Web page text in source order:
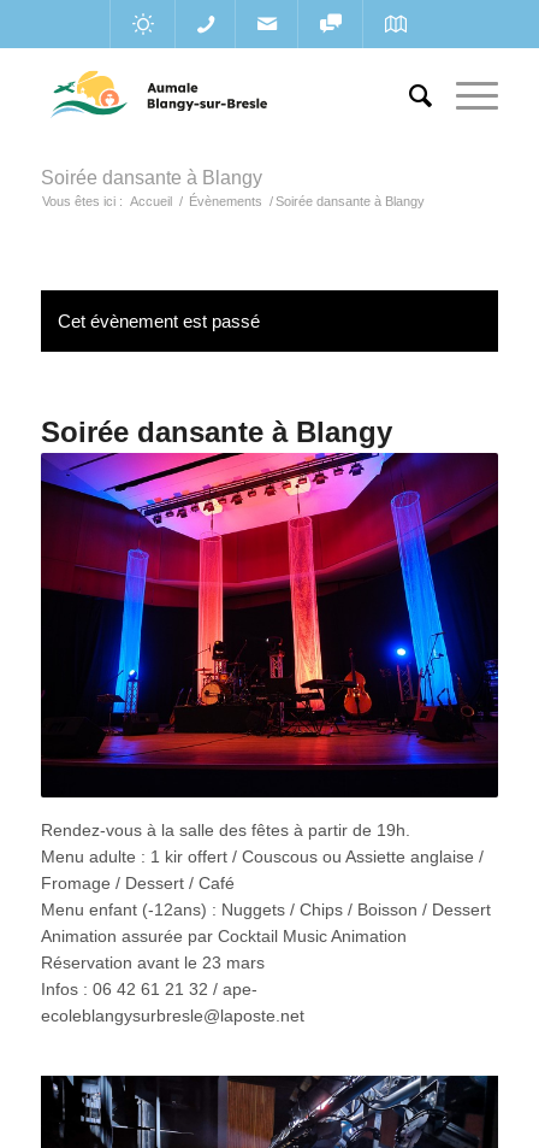
Soirée dansante à Blangy
Vous êtes ici : Accueil / Évènements / Soirée dansante à Blangy
Cet évènement est passé
Soirée dansante à Blangy
Rendez-vous à la salle des fêtes à partir de 19h.
Menu adulte : 1 kir offert / Couscous ou Assiette anglaise /
Fromage / Dessert / Café
Menu enfant (-12ans) : Nuggets / Chips / Boisson / Dessert
Animation assurée par Cocktail Music Animation
Réservation avant le 23 mars
Infos : 06 42 61 21 32 / ape-
ecoleblangysurbresle@laposte.net